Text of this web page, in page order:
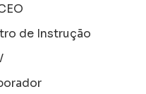
de Instrução